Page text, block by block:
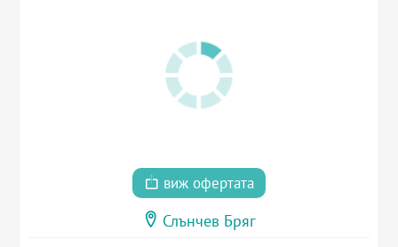
виж офертата
Слънчев Бряг